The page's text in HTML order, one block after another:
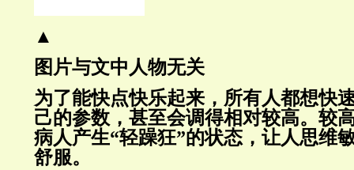
▲
图片与文中人物无关
为了能快点快乐起来，所有人都想快
己的参数，甚至会调得相对较高。较
病人产生“轻躁狂”的状态，让人思维
舒服。